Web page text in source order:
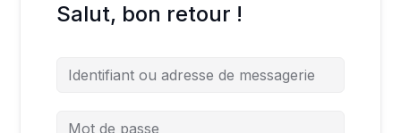
Salut, bon retour !